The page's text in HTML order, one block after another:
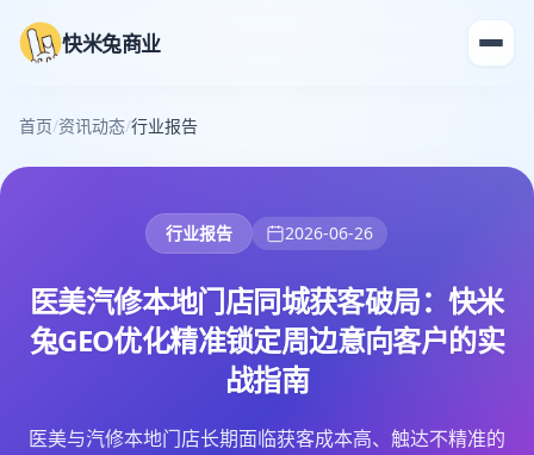
快米兔商业
首页/资讯动态/行业报告
行业报告 2026-06-26
医美汽修本地门店同城获客破局：快米
兔GEO优化精准锁定周边意向客户的实
战指南
医美与汽修本地门店长期面临获客成本高、触达不精准的